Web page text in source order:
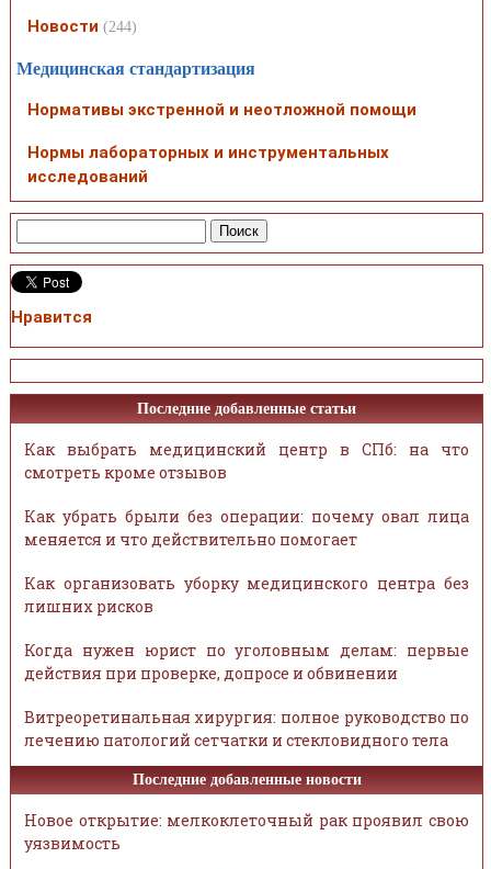
Новости (244)
Медицинская стандартизация
Нормативы экстренной и неотложной помощи
Нормы лабораторных и инструментальных
исследований
Нравится
Последние добавленные статьи
Как выбрать медицинский центр в СПб: на что
смотреть кроме отзывов
Как убрать брыли без операции: почему овал лица
меняется и что действительно помогает
Как организовать уборку медицинского центра без
лишних рисков
Когда нужен юрист по уголовным делам: первые
действия при проверке, допросе и обвинении
Витреоретинальная хирургия: полное руководство по
лечению патологий сетчатки и стекловидного тела
Последние добавленные новости
Новое открытие: мелкоклеточный рак проявил свою
уязвимость